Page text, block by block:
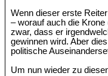
Wenn dieser erste
– worauf auch die
zwar, dass er
gewinnen wird. Aber
politische
Um nun wieder zu